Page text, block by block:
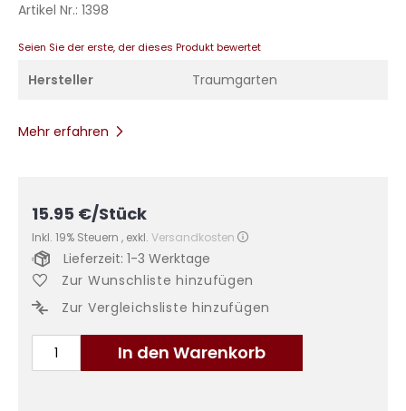
Artikel Nr.: 1398
Seien Sie der erste, der dieses Produkt bewertet
Hersteller Traumgarten
Mehr erfahren
15.95 €/Stück
Inkl. 19% Steuern , exkl. Versandkosten
In den Warenkorb
Lieferzeit: 1-3 Werktage
Zur Wunschliste hinzufügen
Zur Vergleichsliste hinzufügen